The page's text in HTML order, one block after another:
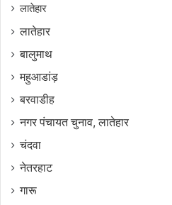
लातेहार
लातेहार
बालुमाथ
महुआडांड़
बरवाडीह
नगर पंचायत चुनाव, लातेहार
चंदवा
नेतरहाट
गारू